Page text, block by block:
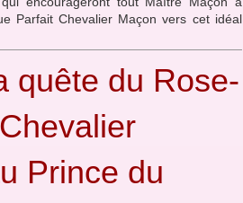
Parfait Chevalier Maçon vers cet idéal
quête du Rose-
Prince du